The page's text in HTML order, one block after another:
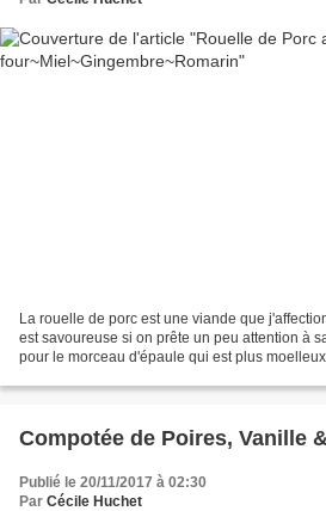
La rouelle de porc est une viande que
est savoureuse si on prête un peu attention à
pour le morceau d'épaule qui est plus
Compotée de Poires, Vanille
Publié le 20/11/2017 à 02:30
Par Cécile Huchet